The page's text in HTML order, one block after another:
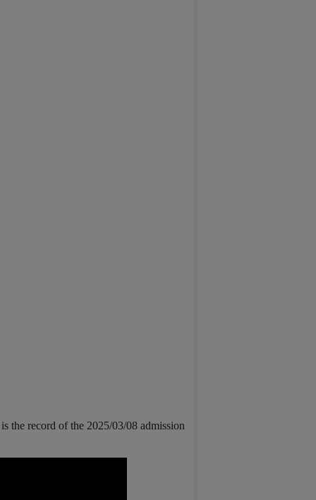
the record of the 2025/03/08 admission